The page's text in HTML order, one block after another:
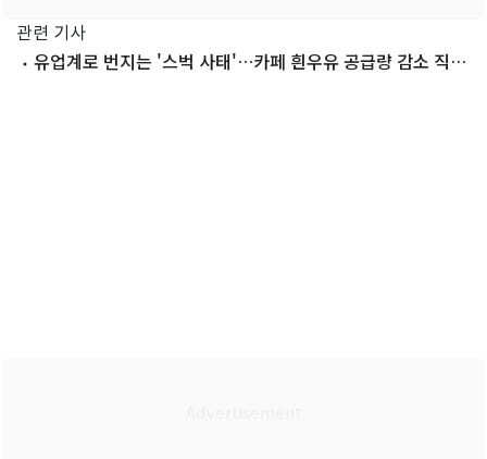
관련 기사
유업계로 번지는 '스벅 사태'…카페 흰우유 공급량 감소 직격